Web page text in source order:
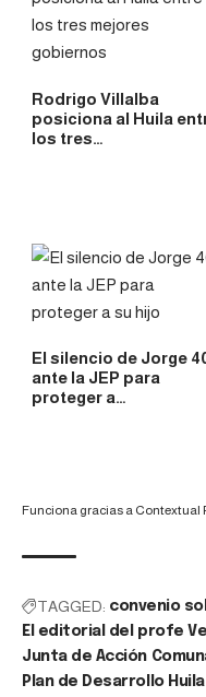
Rodrigo Villalba
posiciona al Huila
los tres…
El silencio de Jorge
ante la JEP para
proteger a…
Funciona gracias a Contextual
TAGGED: convenio
El editorial del profe
Junta de Acción
Plan de Desarrollo